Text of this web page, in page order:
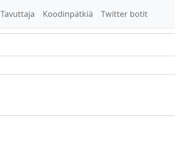
Tavuttaja Koodinpätkiä Twitter botit